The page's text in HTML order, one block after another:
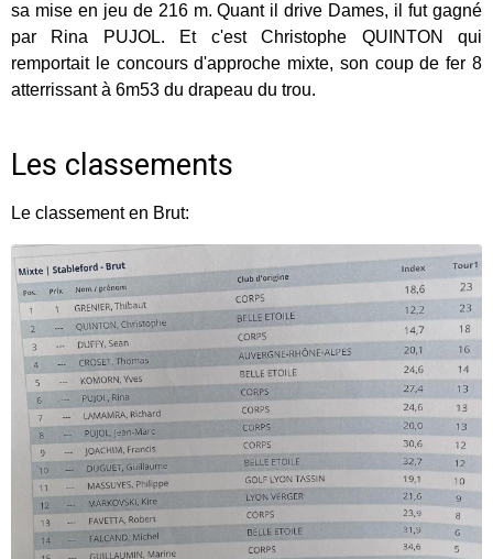
sa mise en jeu de 216 m. Quant il drive Dames, il fut gagné
par Rina PUJOL. Et c'est Christophe QUINTON qui
remportait le concours d'approche mixte, son coup de fer 8
atterrissant à 6m53 du drapeau du trou.
Les classements
Le classement en Brut: